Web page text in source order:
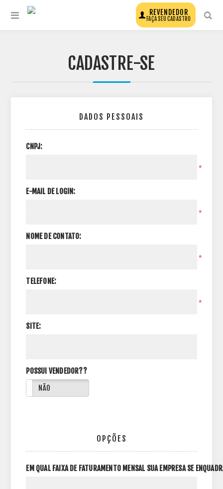
REVENDEDOR
FAÇA SEU CADASTRO
CADASTRE-SE
DADOS PESSOAIS
CNPJ:
*
E-MAIL DE LOGIN:
*
NOME DE CONTATO:
*
TELEFONE:
*
SITE:
POSSUI VENDEDOR??
NÃO
OPÇÕES
EM QUAL FAIXA DE FATURAMENTO MENSAL SUA EMPRESA SE